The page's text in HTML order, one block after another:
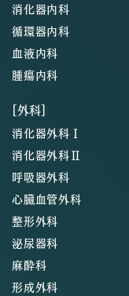
消化器内科
循環器内科
血液内科
腫瘍内科
[外科]
消化器外科Ⅰ
消化器外科Ⅱ
呼吸器外科
心臓血管外科
整形外科
泌尿器科
麻酔科
形成外科